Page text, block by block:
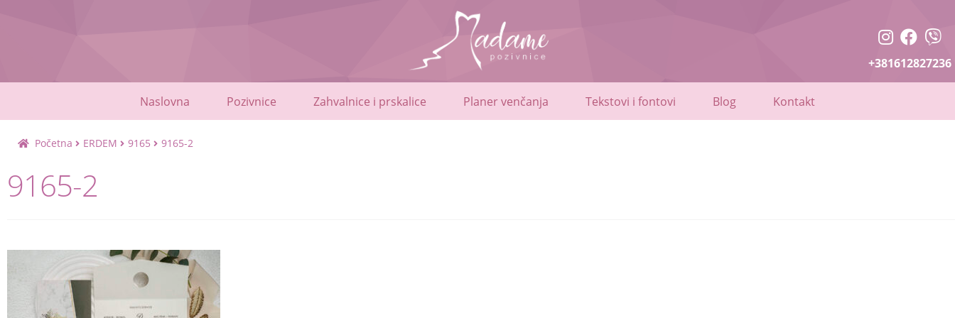
+381612827236
Naslovna Pozivnice Zahvalnice i prskalice Planer venčanja Tekstovi i fontovi Blog Kontakt
Početna ERDEM 9165 9165-2
9165-2